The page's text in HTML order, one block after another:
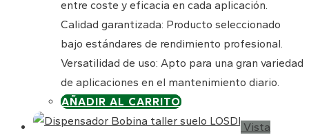
entre coste y eficacia en cada aplicación.
Calidad garantizada: Producto seleccionado
bajo estándares de rendimiento profesional.
Versatilidad de uso: Apto para una gran variedad
de aplicaciones en el mantenimiento diario.
AÑADIR AL CARRITO
Vista